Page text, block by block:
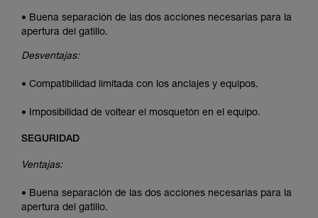
• Buena separación de las dos acciones necesarias para la
apertura del gatillo.
Desventajas:
• Compatibilidad limitada con los anclajes y equipos.
• Imposibilidad de voltear el mosquetón en el equipo.
SEGURIDAD
Ventajas:
• Buena separación de las dos acciones necesarias para la
apertura del gatillo.